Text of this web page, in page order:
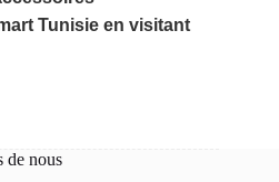
Tunisie en visitant
de nous